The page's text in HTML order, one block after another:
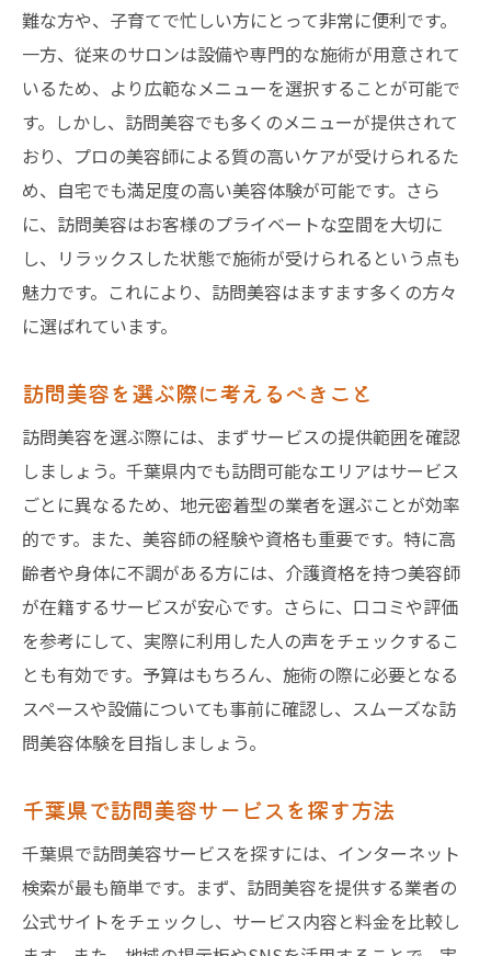
ビジネスパーソンに人気の訪問美容サービ
ス
訪問美容でのスケジュール管理の重要性
短時間でも満足度の高い訪問美容
千葉県で効率的に利用できる訪問美容
訪問美容が忙しい人に選ばれる理由
千葉県の訪問美容で得られる心地よい時間と空
間
自宅での訪問美容が作り出す癒しの空間
プライベート空間での訪問美容の利点
訪問美容での特別な時間の過ごし方
訪問美容で叶える心地よいリフレッシュ
千葉県での訪問美容が提供する新しい価値
難な方や、子育てで忙しい方にとって非常に便利です。
一方、従来のサロンは設備や専門的な施術が用意されて
いるため、より広範なメニューを選択することが可能で
す。しかし、訪問美容でも多くのメニューが提供されて
おり、プロの美容師による質の高いケアが受けられるた
め、自宅でも満足度の高い美容体験が可能です。さら
に、訪問美容はお客様のプライベートな空間を大切に
し、リラックスした状態で施術が受けられるという点も
魅力です。これにより、訪問美容はますます多くの方々
に選ばれています。
訪問美容を選ぶ際に考えるべきこと
訪問美容を選ぶ際には、まずサービスの提供範囲を確認
しましょう。千葉県内でも訪問可能なエリアはサービス
ごとに異なるため、地元密着型の業者を選ぶことが効率
的です。また、美容師の経験や資格も重要です。特に高
齢者や身体に不調がある方には、介護資格を持つ美容師
が在籍するサービスが安心です。さらに、口コミや評価
を参考にして、実際に利用した人の声をチェックするこ
とも有効です。予算はもちろん、施術の際に必要となる
スペースや設備についても事前に確認し、スムーズな訪
問美容体験を目指しましょう。
千葉県で訪問美容サービスを探す方法
千葉県で訪問美容サービスを探すには、インターネット
検索が最も簡単です。まず、訪問美容を提供する業者の
公式サイトをチェックし、サービス内容と料金を比較し